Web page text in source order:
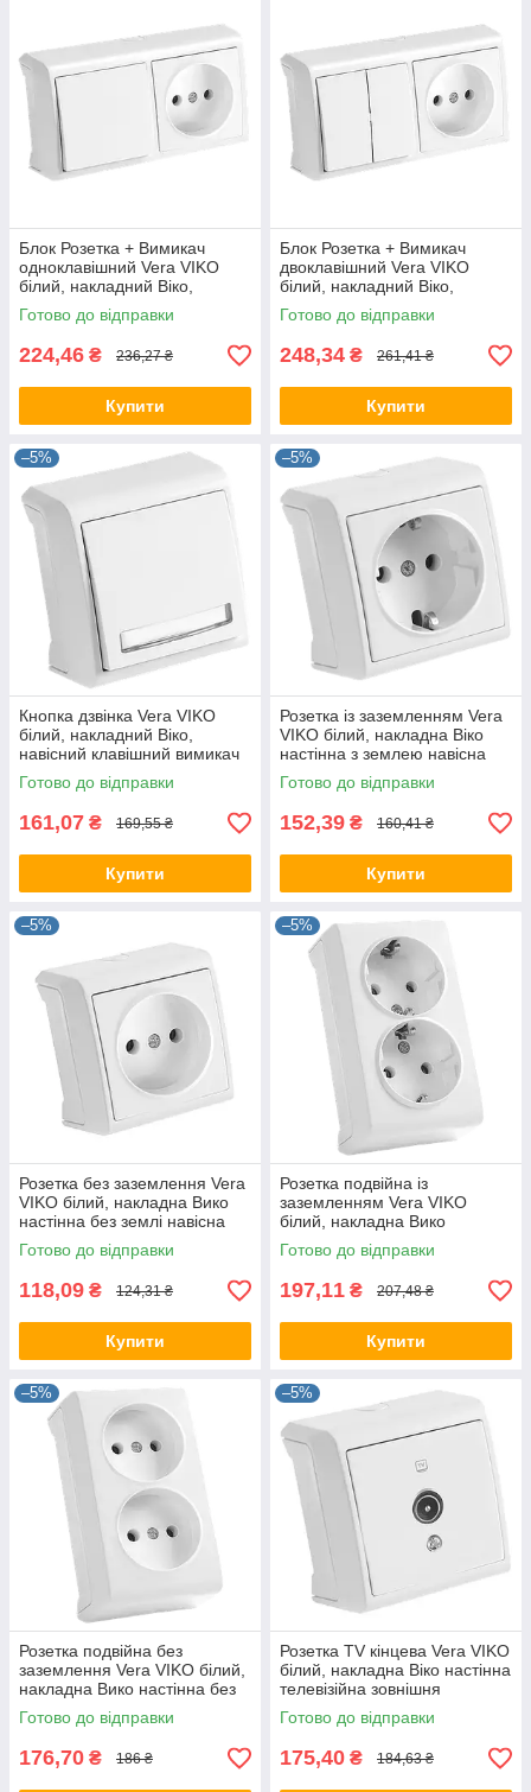
Блок Розетка + Вимикач
одноклавішний Vera VIKO
білий, накладний Віко,
навісний настінний 90681186
Готово до відправки
224,46 ₴ 236,27 ₴
Купити
Блок Розетка + Вимикач
двоклавішний Vera VIKO
білий, накладний Віко,
навісний настінний 90681189
Готово до відправки
248,34 ₴ 261,41 ₴
Купити
–5%
Кнопка дзвінка Vera VIKO
білий, накладний Віко,
навісний клавішний вимикач
настінний зовнішній
90681027
Готово до відправки
161,07 ₴ 169,55 ₴
Купити
–5%
Розетка із заземленням Vera
VIKO білий, накладна Віко
настінна з землею навісна
зовнішня 90681008
Готово до відправки
152,39 ₴ 160,41 ₴
Купити
–5%
Розетка без заземлення Vera
VIKO білий, накладна Вико
настінна без землі навісна
зовнішня 90681007
Готово до відправки
118,09 ₴ 124,31 ₴
Купити
–5%
Розетка подвійна із
заземленням Vera VIKO
білий, накладна Вико
настінна з землею навісна
зовнішня 90681056
Готово до відправки
197,11 ₴ 207,48 ₴
Купити
–5%
Розетка подвійна без
заземлення Vera VIKO білий,
накладна Вико настінна без
землі навісна зовнішня
90681055
Готово до відправки
176,70 ₴ 186 ₴
–5%
Розетка TV кінцева Vera VIKO
білий, накладна Віко настінна
телевізійна зовнішня
90681008
Готово до відправки
175,40 ₴ 184,63 ₴